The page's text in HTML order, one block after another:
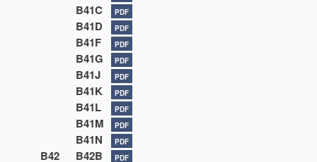
B41C PDF
B41D PDF
B41F PDF
B41G PDF
B41J PDF
B41K PDF
B41L PDF
B41M PDF
B41N PDF
B42 B42B PDF